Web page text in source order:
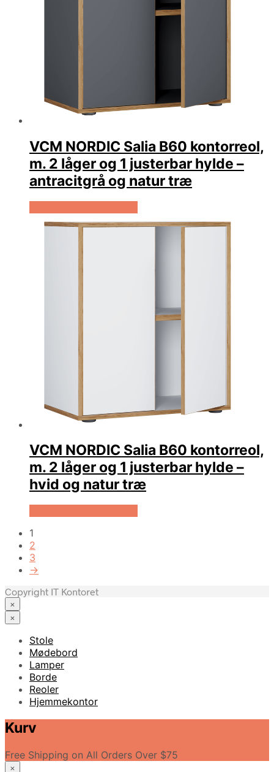
VCM NORDIC Salia B60 kontorreol,
m. 2 låger og 1 justerbar hylde –
antracitgrå og natur træ
VCM NORDIC Salia B60 kontorreol,
m. 2 låger og 1 justerbar hylde –
hvid og natur træ
1
2
3
→
Copyright IT Kontoret
×
×
Stole
Mødebord
Lamper
Borde
Reoler
Hjemmekontor
Kurv
Free Shipping on All Orders Over $75
×